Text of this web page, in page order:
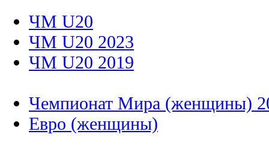
ЧМ U20
ЧМ U20 2023
ЧМ U20 2019
Чемпионат Мира (женщины)
Евро (женщины)